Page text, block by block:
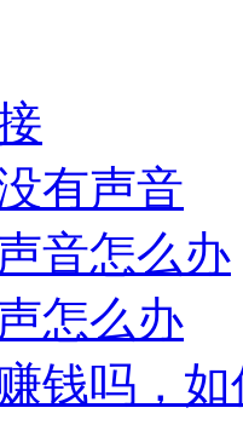
有声音
音怎么办
怎么办
钱吗，